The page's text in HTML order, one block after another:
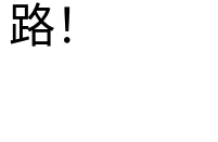
路！